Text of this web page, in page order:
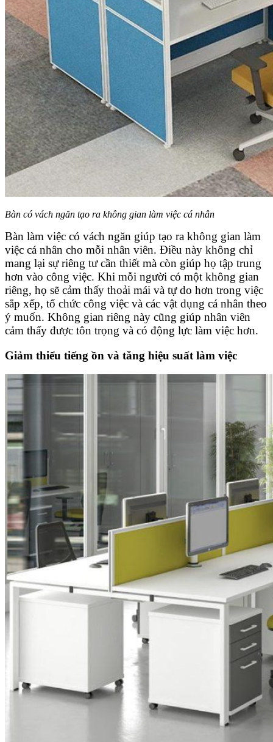
Bàn có vách ngăn tạo ra không gian làm việc cá nhân
Bàn làm việc có vách ngăn giúp tạo ra không gian làm
việc cá nhân cho mỗi nhân viên. Điều này không chỉ
mang lại sự riêng tư cần thiết mà còn giúp họ tập trung
hơn vào công việc. Khi mỗi người có một không gian
riêng, họ sẽ cảm thấy thoải mái và tự do hơn trong việc
sắp xếp, tổ chức công việc và các vật dụng cá nhân theo
ý muốn. Không gian riêng này cũng giúp nhân viên
cảm thấy được tôn trọng và có động lực làm việc hơn.
Giảm thiểu tiếng ồn và tăng hiệu suất làm việc